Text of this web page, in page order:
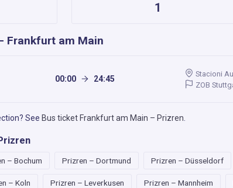
1
Frankfurt am Main
00:00 24:45
Stacioni
ZOB
See Bus ticket Frankfurt am Main – Prizren
– Bochum Prizren – Dortmund Prizren – Düsseldorf
– Koln Prizren – Leverkusen Prizren – Mannheim